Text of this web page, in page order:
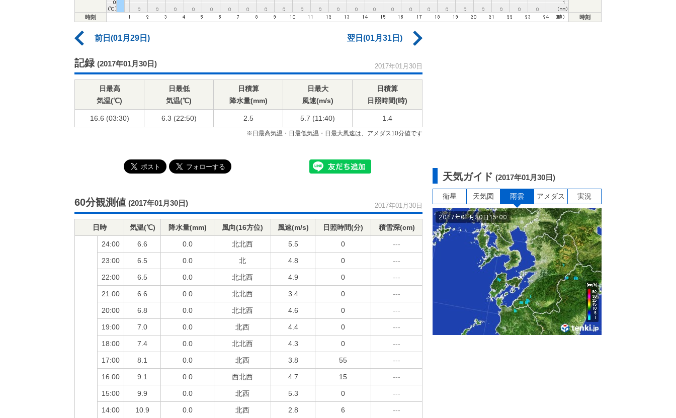
時刻 時刻
前日(01月29日) 翌日(01月31日)
記録 (2017年01月30日) 2017年01月30日
日最高
気温(℃)
日最低
気温(℃)
日積算
降水量(mm)
日最大
風速(m/s)
日積算
日照時間(時)
16.6 (03:30) 6.3 (22:50) 2.5 5.7 (11:40) 1.4
※日最高気温・日最低気温・日最大風速は、アメダス10分値です
60分観測値 (2017年01月30日) 2017年01月30日
日時 気温(℃) 降水量(mm) 風向(16方位) 風速(m/s) 日照時間(分) 積雪深(cm)
24:00 6.6 0.0 北北西 5.5 0 ---
23:00 6.5 0.0 北 4.8 0 ---
22:00 6.5 0.0 北北西 4.9 0 ---
21:00 6.6 0.0 北北西 3.4 0 ---
20:00 6.8 0.0 北北西 4.6 0 ---
19:00 7.0 0.0 北西 4.4 0 ---
18:00 7.4 0.0 北北西 4.3 0 ---
17:00 8.1 0.0 北西 3.8 55 ---
16:00 9.1 0.0 西北西 4.7 15 ---
15:00 9.9 0.0 北西 5.3 0 ---
14:00 10.9 0.0 北西 2.8 6 ---
天気ガイド (2017年01月30日)
衛星 天気図 雨雲 アメダス 実況